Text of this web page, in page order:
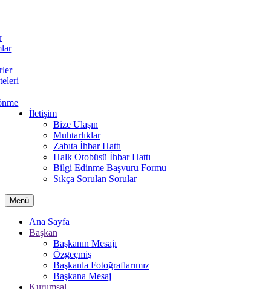
İletişim
Bize Ulaşın
Muhtarlıklar
Zabıta İhbar Hattı
Halk Otobüsü İhbar Hattı
Bilgi Edinme Başvuru Formu
Sıkça Sorulan Sorular
Menü
Ana Sayfa
Başkan
Başkanın Mesajı
Özgeçmiş
Başkanla Fotoğraflarımız
Başkana Mesaj
Kurumsal